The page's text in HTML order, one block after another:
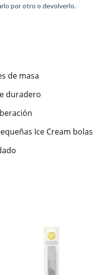
por otro o devolverlo.
de masa
duradero
Ice Cream bolas